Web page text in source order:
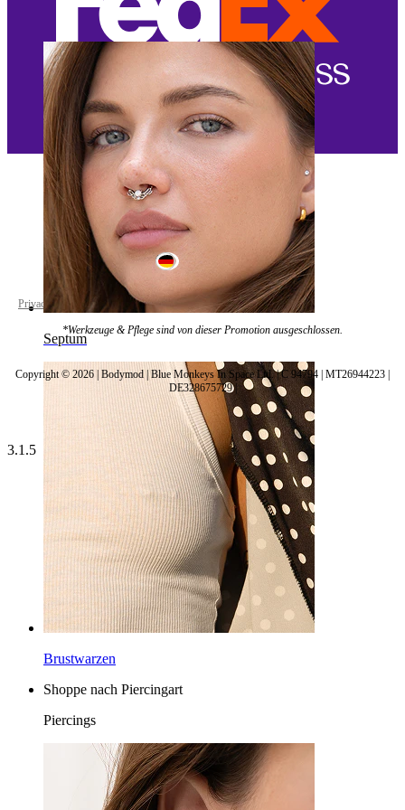
Bauchnabel
Septum
Brustwarzen
Shoppe nach Piercingart
Piercings
Privacy policy Cookie settings
*Werkzeuge & Pflege sind von dieser Promotion ausgeschlossen.
Copyright © 2026 | Bodymod | Blue Monkeys In Space Ltd. | C 94794 | MT26944223 |
DE328675729 |
3.1.5